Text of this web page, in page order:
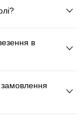
в
замовлення